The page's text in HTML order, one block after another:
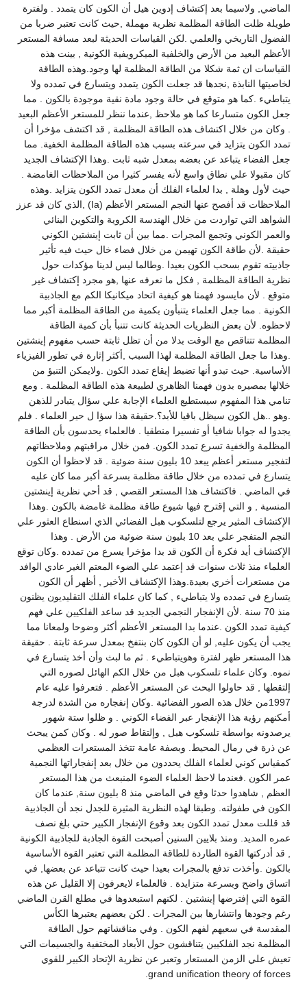
الماضي, ولاسيما بعد إكتشاف إدوين هيل أن الكون كان يتمدد . ولفترة
طويلة ظلت الطاقة المظلمة نظرية مهملة ,حيث كانت تعتبر ضربا من
الفضول التاريخي والعلمي .لكن القياسات الحديثة لبعد مسافة المستعر
الأعظم البعيد من الأرض والخلفية الميكرويفية الكونية , بينت هذه
القياسات ان ثمة شكلا من الطاقة المظلمة لها وجود.وهذه الطاقة
لخاصيتها النابذة ,نجدها قد جعلت الكون يتمدد ويتسارع في تمدده ولا
يتباطيء .كما هو متوقع في حالة وجود مادة نقية موجودة بالكون . مما
جعل الكون متسارعا كما هو ملاحظ ,عندما ننظر للمستعر الأعظم البعيد
. وكان من خلال اكتشاف هذه الطاقة المظلمة , قد اكتشف مؤخرا أن
تمدد الكون يتزايد في سرعته بسبب هذه الطاقة المظلمة الخفية. مما
جعل الفضاء يتباعد عن بعضه بمعدل شبه ثابت .وهذا الإكتشاف الجديد
كان مقبولا علي نطاق واسع لأنه يفسر كثيرا من الملاحظات الغامضة .
حيث لأول وهلة , بدا لعلماء الفلك أن معدل تمدد الكون يتزايد .وهذه
الملاحظات قد أفصح عنها النجم المستعر الأعظم (Ia) ,الذي كان قد عزز
الشواهد التي تواردت من خلال الهندسة الكروية والتكوين البنائي
والعمر الكوني وتجمع المجرات .مما بين أن ثابت إينشتين الكوني
حقيقة .لأن طاقة الكون تهيمن من خلال فضاء خال حيث فيه تأثير
جاذبيته تقوم بسحب الكون بعيدا .وطالما ليس لدينا مؤكدات حول
نظرية الطاقة المظلمة , فكل ما نعرفه عنها ,هو مجرد إكتشاف غير
متوقع . لأن مايسود فهمنا هو كيفية اتحاد ميكانيكا الكم مع الجاذبية
الكونية . مما جعل العلماء يتنبأون بكمية من الطاقة المظلمة أكبر مما
لاحظوه. لأن بعض النظريات الحديثة كانت تتنبأ بأن كمية الطاقة
المظلمة تتناقص مع الوقت بدلا من أن تظل ثابتة حسب مفهوم إينشتين
.وهذا ما جعل الطاقة المظلمة لهذا السبب ,أكثر إثارة في تطور الفيزياء
الأساسية. حيث تبدو أنها تضبط إيقاع تمدد الكون .ولايمكن التنبؤ من
خلالها بمصيره بدون فهمنا الظاهري لطبيعة هذه الطاقة المظلمة . ومع
تنامي هذا المفهوم سيستطيع العلماء الإجابة علي سؤال يتبادر للذهن
.وهو ..هل الكون سيظل باقيا للأبد؟.حقيقة هذا سؤا ل حير العلماء . فلم
يجدوا له جوابا شافيا أو تفسيرا منطقيا . فالعلماء يحدسون بأن الطاقة
المظلمة والخفية تسرع تمدد الكون. فمن خلال مراقبتهم وملاحظاتهم
لتفجير مستعر أعظم يبعد 10 بليون سنة ضوئية . قد لاحظوا أن الكون
يتسارع في تمدده من خلال طاقة مظلمة بسرعة أكبر مما كان عليه
في الماضي . فاكتشاف هذا المستعر القصي , قد أحي نظرية إينشتين
المنسية , و التي إقترح فيها شيوع طاقة مظلمة غامضة بالكون .وهذا
الإكتشاف المثير يرجع لتلسكوب هبل الفضائي الذي اسنطاع العثور علي
النجم المتفجر علي بعد 10 بليون سنة ضوئية من الأرض . وهذا
الإكتشاف أيد فكرة أن الكون قد بدا مؤخرا يسرع من تمدده .وكان توقع
العلماء منذ ثلاث سنوات قد إعتمد علي الضوء المعتم الغير عادي الوافد
من مستعرات أخري بعيدة.وهذا الإكتشاف الأخير , أظهر أن الكون
يتسارع في تمدده ولا يتباطيء , كما كان علماء الفلك التقليديون يظنون
منذ 70 سنة .لأن الإنفجار النجمي الجديد قد ساعد الفلكيين علي فهم
كيفية تمدد الكون .عندما بدا المستعر الأعظم أكثر وضوحا ولمعانا مما
يجب أن يكون عليه, لو أن الكون كان بنتفخ بمعدل سرعة ثابتة . حقيقة
هذا المستعر ظهر لفترة وهويتباطيء . ثم ما لبث وأن أخذ يتسارع في
نموه. وكان علماء تلسكوب هبل من خلال الكم الهائل لصوره التي
إلتقطها , قد حاولوا البحث عن المستعر الأعظم . فتعرفوا عليه عام
1997من خلال هذه الصور الفضائية .وكان إنفجاره من الشدة لدرجة
أمكنهم رؤية هذا الإنفجار عبر الفضاء الكوني . و ظلوا ستة شهور
يرصدونه بواسطة تلسكوب هبل , وإلتقاط صور له . وكان كمن يبحث
عن ذرة في رمال المحيط. وبصفة عامة تتخذ المستعرات العظمي
كمقياس كوني لعلماء الفلك يحددون من خلال بعد إنفجاراتها النجمية
عمر الكون .فعندما لاحظ العلماء الضوء المنبعث من هذا المستعر
العظم , شاهدوا حدثا وقع في الماضي منذ 8 بليون سنة, عندما كان
الكون في طفولته. وطبقا لهذه النظرية المثيرة للجدل نجد أن الجاذبية
قد قللت معدل تمدد الكون بعد وقوع الإنفجار الكبير حتي بلغ نصف
عمره المديد. ومنذ بلايين السنين أصبحت القوة الجاذبة للجاذبية الكونية
, قد أدركتها القوة الطاردة للطاقة المظلمة التي تعتبر القوة الأساسية
بالكون .وأخذت تدفع بالمجرات بعيدا حيث كانت تتباعد عن بعضها, في
اتساق واضح وبسرعة متزايدة . فالعلماء لايعرفون إلا القليل عن هذه
القوة التي إفترضها إينشتين . لكنهم استبعدوها في مطلع القرن الماضي
رغم وجودها وانتشارها بين المجرات . لكن بعضهم يعتبرها الكأس
المقدسة في سعيهم لفهم الكون . وفي مناقشاتهم حول الطاقة
المظلمة نجد الفلكيين يتناقشون حول الأبعاد المختفية والجسيمات التي
تعيش علي الزمن المستعار وتعبر عن نظرية الإتحاد الكبير للقوي
grand unification theory of forces.